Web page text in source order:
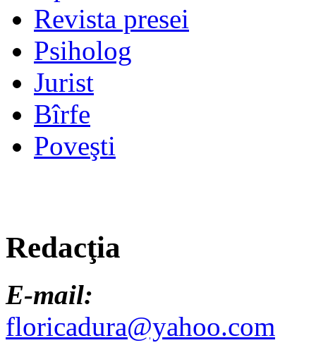
Revista presei
Psiholog
Jurist
Bîrfe
Poveşti
Redacţia
E-mail:
floricadura@yahoo.com